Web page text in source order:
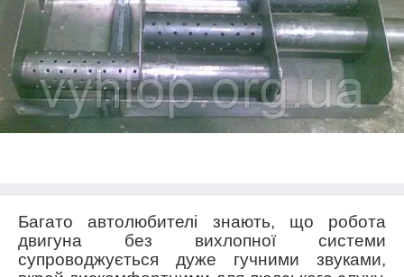
Багато автолюбителі знають, що робота
двигуна без вихлопної системи
супроводжується дуже гучними звуками,